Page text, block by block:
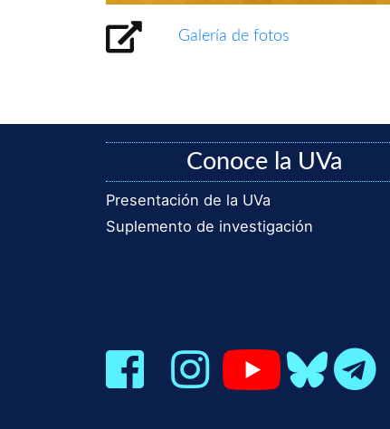
Galería de fotos
Conoce la UVa
Presentación de la UVa
Suplemento de investigación